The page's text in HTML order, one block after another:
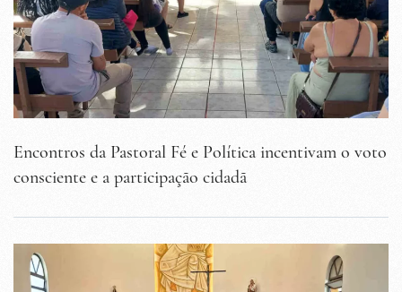
Encontros da Pastoral Fé e Política incentivam o voto
consciente e a participação cidadã